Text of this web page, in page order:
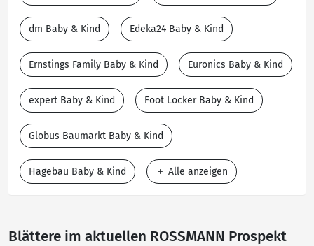
dm Baby & Kind Edeka24 Baby & Kind
Ernstings Family Baby & Kind Euronics Baby & Kind
expert Baby & Kind Foot Locker Baby & Kind
Globus Baumarkt Baby & Kind
Hagebau Baby & Kind Alle anzeigen
Blättere im aktuellen ROSSMANN Prospekt